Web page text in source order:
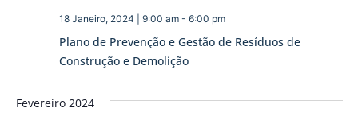
Plano de Prevenção e Gestão de Resíduos de
Construção e Demolição
18 Janeiro, 2024 | 9:00 am- 6:00 pm
Fevereiro 2024